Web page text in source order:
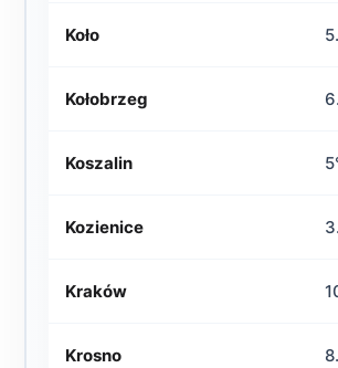
Koło
Kołobrzeg
Koszalin
Kozienice
Kraków
Krosno